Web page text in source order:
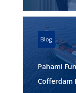
Blog
Pahami
Cofferdam